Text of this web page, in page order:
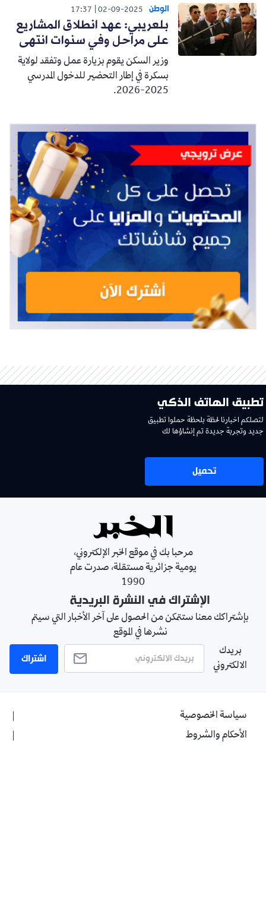
الوطن 02-09-2025
17:37
بلعريبي: عهد انطلاق المشاريع
على مراحل وفي سنوات انتهى
وزير السكن يقوم بزيارة عمل وتفقد لولاية
بسكرة في إطار التحضير للدخول المدرسي
2025-2026.
تطبيق الهاتف الذكي
لتصلكم اخبارنا لحظة بلحظة حملوا تطبيق
جديد وتجربة جديدة تم إنشاؤها لك
تحميل
مرحبا بك في موقع الخبر الإلكتروني،
يومية جزائرية مستقلة، صدرت عام
1990
الإشتراك في النشرة البريدية
بإشتراكك معنا ستتمكن من الحصول على آخر الأخبار التي سيتم
نشرها في الموقع
بريدك
الالكتروني
اشتراك
سياسة الخصوصية
الأحكام والشروط